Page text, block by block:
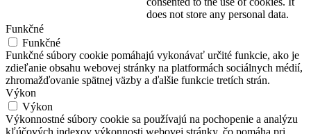
does not store any personal data.
Funkčné
Funkčné
Funkčné súbory cookie pomáhajú vykonávať určité funkcie, ako je
zdieľanie obsahu webovej stránky na platformách sociálnych médií,
zhromažďovanie spätnej väzby a ďalšie funkcie tretích strán.
Výkon
Výkon
Výkonnostné súbory cookie sa používajú na pochopenie a analýzu
kľúčových indexov výkonnosti webovej stránky, čo pomáha pri